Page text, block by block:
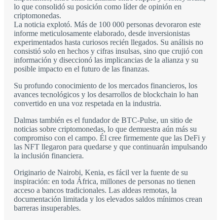
lo que consolidó su posición como líder de opinión en
criptomonedas.
La noticia explotó. Más de 100 000 personas devoraron este
informe meticulosamente elaborado, desde inversionistas
experimentados hasta curiosos recién llegados. Su análisis no
consistió solo en hechos y cifras insulsas, sino que crujió con
información y diseccionó las implicancias de la alianza y su
posible impacto en el futuro de las finanzas.
Su profundo conocimiento de los mercados financieros, los
avances tecnológicos y los desarrollos de blockchain lo han
convertido en una voz respetada en la industria.
Dalmas también es el fundador de BTC-Pulse, un sitio de
noticias sobre criptomonedas, lo que demuestra aún más su
compromiso con el campo. Él cree firmemente que las DeFi y
las NFT llegaron para quedarse y que continuarán impulsando
la inclusión financiera.
Originario de Nairobi, Kenia, es fácil ver la fuente de su
inspiración: en toda África, millones de personas no tienen
acceso a bancos tradicionales. Las aldeas remotas, la
documentación limitada y los elevados saldos mínimos crean
barreras insuperables.